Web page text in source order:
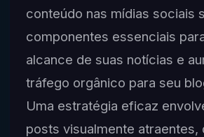
conteúdo nas mídias sociais
componentes essenciais
alcance de suas notícias e
tráfego orgânico para seu
Uma estratégia eficaz
posts visualmente atraentes,